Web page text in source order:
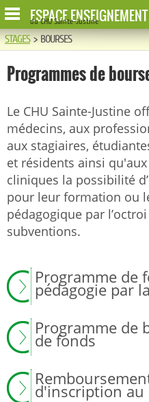
ESPACE ENSEIGNEMENT
du CHU Sainte-Justine
STAGES>BOURSES
Programmes de
Le CHU Sainte-Justine
médecins, aux
aux stagiaires,
et résidents ainsi
cliniques la possibilité
pour leur formation ou
pédagogique par
subventions.
Programme de
pédagogie par
Programme de
de fonds
d'inscription au